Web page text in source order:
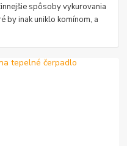
spôsoby vykurovania
by inak uniklo komínom, a